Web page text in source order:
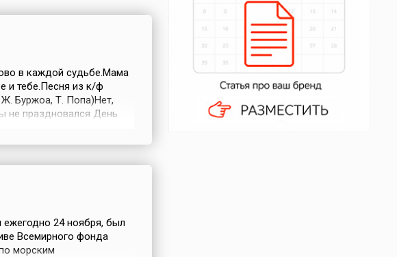
в каждой судьбе.Мама
и тебе.Песня из к/ф
Буржоа, Т. Попа)Нет,
не праздновался День
24 ноября, был
Всемирного фонда
морским